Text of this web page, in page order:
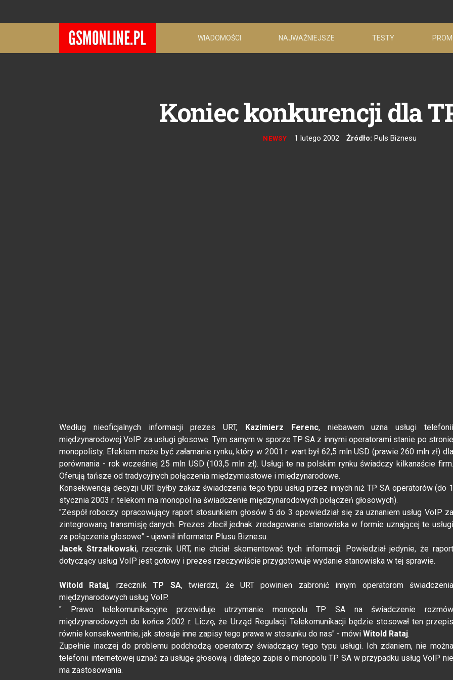
WIADOMOŚCI NAJWAŻNIEJSZE TESTY
Koniec konkurencji dla
NEWSY 1 lutego 2002 Żródło: Puls Biznesu
Według nieoficjalnych informacji prezes URT, Kazimierz Ferenc, niebawem uzna usługi
międzynarodowej VoIP za usługi głosowe. Tym samym w sporze TP SA z innymi operatorami stanie po stronie
monopolisty. Efektem może być załamanie rynku, który w 2001 r. wart był 62,5 mln USD (prawie 260 mln zł) dla
porównania - rok wcześniej 25 mln USD (103,5 mln zł). Usługi te na polskim rynku świadczy kilkanaście firm.
Oferują tańsze od tradycyjnych połączenia międzymiastowe i międzynarodowe.
Konsekwencją decyzji URT byłby zakaz świadczenia tego typu usług przez innych niż TP SA operatorów (do 1
stycznia 2003 r. telekom ma monopol na świadczenie międzynarodowych połączeń głosowych).
"Zespół roboczy opracowujący raport stosunkiem głosów 5 do 3 opowiedział się za uznaniem usług VoIP za
zintegrowaną transmisję danych. Prezes zlecił jednak zredagowanie stanowiska w formie uznającej te usługi
za połączenia głosowe" - ujawnił informator Plusu Biznesu.
Jacek Strzałkowski, rzecznik URT, nie chciał skomentować tych informacji. Powiedział jedynie, że
dotyczący usług VoIP jest gotowy i prezes rzeczywiście przygotowuje wydanie stanowiska w tej sprawie.
Witold Rataj, rzecznikTP SA, twierdzi, że URT powinien zabronić innym operatorom
międzynarodowych usług VoIP.
" Prawo telekomunikacyjne przewiduje utrzymanie monopolu TP SA na świadczenie rozmów
międzynarodowych do końca 2002 r. Liczę, że Urząd Regulacji Telekomunikacji będzie stosował ten przepis
równie konsekwentnie, jak stosuje inne zapisy tego prawa w stosunku do nas" - mówi Witold Rataj.
Zupełnie inaczej do problemu podchodzą operatorzy świadczący tego typu usługi. Ich zdaniem, nie można
telefonii internetowej uznać za usługę głosową i dlatego zapis o monopolu TP SA w przypadku usług VoIP nie
ma zastosowania.